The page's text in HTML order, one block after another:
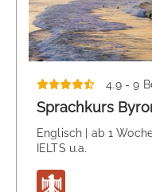
4.9 - 9
Sprachkurs
Englisch | ab 1
IELTS u.a.